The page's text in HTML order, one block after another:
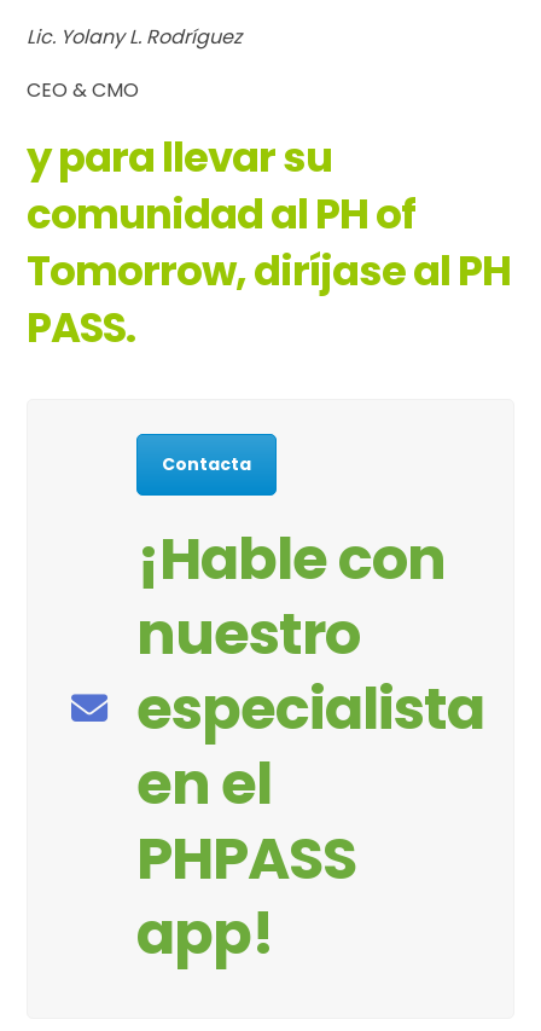
Lic. Yolany L. Rodríguez
CEO & CMO
y para llevar su
comunidad al PH of
Tomorrow, diríjase al PH
PASS.
Contacta
¡Hable con
nuestro
especialista
en el
PHPASS
app!